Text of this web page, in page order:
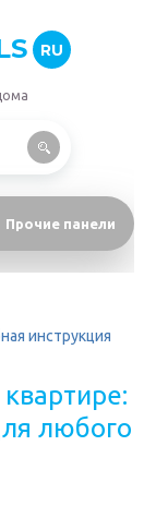
RU
Прочие панели
инструкция
любого